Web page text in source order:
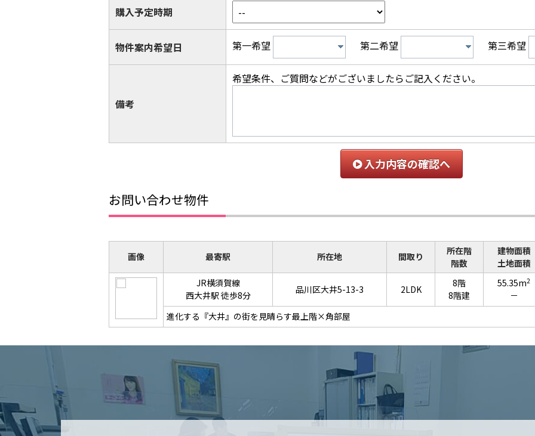
購入予定時期
物件案内希望日 第一希望 第二希望 第三希望
備考
希望条件、ご質問などがございましたらご記入ください。
入力内容の確認へ
お問い合わせ物件
画像 最寄駅 所在地 間取り
所在階
階数
建物面積
土地面積
JR横須賀線
西大井駅 徒歩8分
品川区大井5-13-3 2LDK
8階
8階建
55.35m2
－
進化する『大井』の街を見晴らす最上階×角部屋